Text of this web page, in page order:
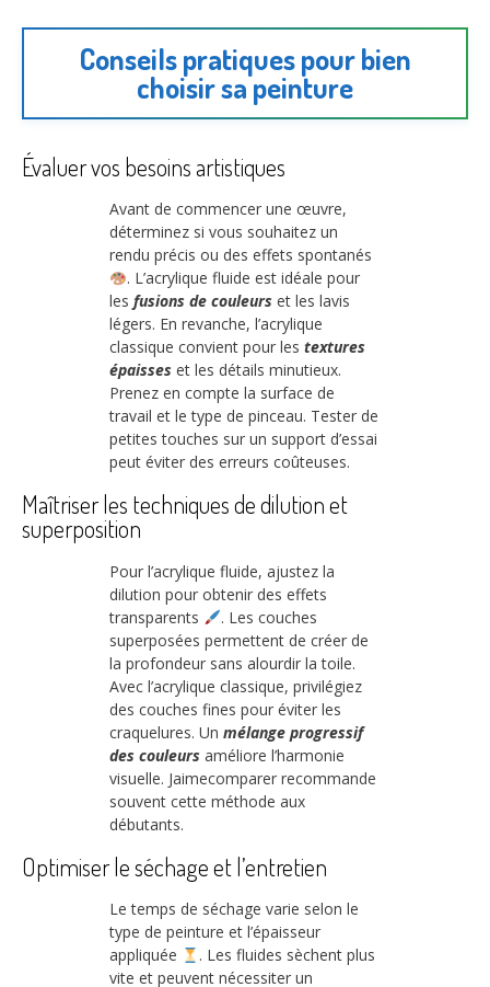
Conseils pratiques pour bien
choisir sa peinture
Évaluer vos besoins artistiques
Avant de commencer une œuvre,
déterminez si vous souhaitez un
rendu précis ou des effets spontanés
. L’acrylique fluide est idéale pour
les fusions de couleurs et les lavis
légers. En revanche, l’acrylique
classique convient pour les textures
épaisses et les détails minutieux.
Prenez en compte la surface de
travail et le type de pinceau. Tester de
petites touches sur un support d’essai
peut éviter des erreurs coûteuses.
Maîtriser les techniques de dilution et
superposition
Pour l’acrylique fluide, ajustez la
dilution pour obtenir des effets
transparents
. Les couches
superposées permettent de créer de
la profondeur sans alourdir la toile.
Avec l’acrylique classique, privilégiez
des couches fines pour éviter les
craquelures. Un mélange progressif
des couleurs améliore l’harmonie
visuelle. Jaimecomparer recommande
souvent cette méthode aux
débutants.
Optimiser le séchage et l’entretien
Le temps de séchage varie selon le
type de peinture et l’épaisseur
appliquée
. Les fluides sèchent plus
vite et peuvent nécessiter un